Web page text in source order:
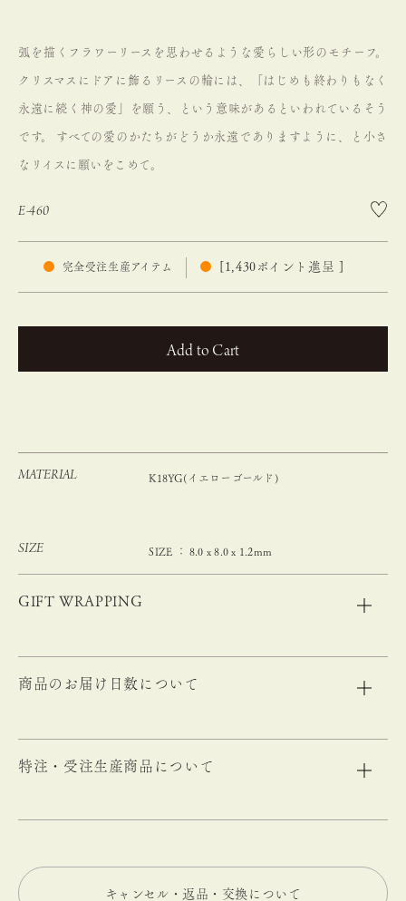
弧を描くフラワーリースを思わせるような愛らしい形のモチーフ。
クリスマスにドアに飾るリースの輪には、「はじめも終わりもなく
永遠に続く神の愛」を願う、という意味があるといわれているそう
です。 すべての愛のかたちがどうか永遠でありますように、と小さ
なリイスに願いをこめて。
E-460
完全受注生産アイテム 1,430 ポイント進呈 ]
カートに入れる
MATERIAL K18YG(イエローゴールド)
SIZE SIZE ： 8.0 x 8.0 x 1.2mm
GIFT WRAPPING
商品のお届け日数について
特注・受注生産商品について
キャンセル・返品・交換について